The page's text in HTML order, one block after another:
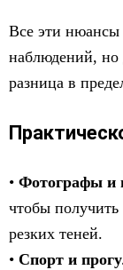
Все эти нюансы
наблюдений, но
разница в
• Фотографы и
чтобы получить
резких теней.
• Спорт и